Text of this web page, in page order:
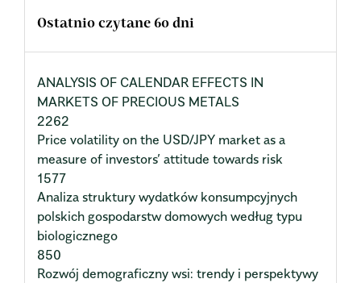
Ostatnio czytane 60 dni
ANALYSIS OF CALENDAR EFFECTS IN
MARKETS OF PRECIOUS METALS
2262
Price volatility on the USD/JPY market as a
measure of investors’ attitude towards risk
1577
Analiza struktury wydatków konsumpcyjnych
polskich gospodarstw domowych według typu
biologicznego
850
Rozwój demograficzny wsi: trendy i perspektywy